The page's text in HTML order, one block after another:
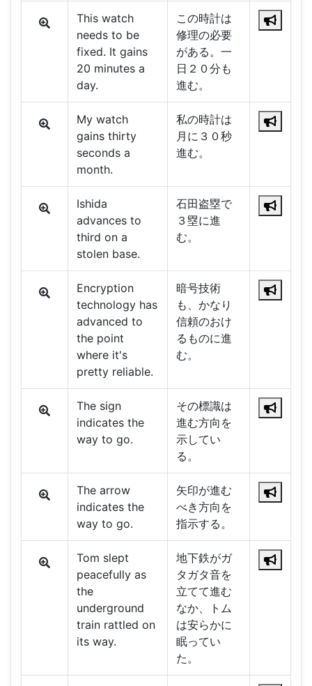
This watch
needs to be
fixed. It gains
20 minutes a
day.
この時計は
修理の必要
がある。一
日２０分も
進む。
My watch
gains thirty
seconds a
month.
私の時計は
月に３０秒
進む。
Ishida
advances to
third on a
stolen base.
石田盗塁で
３塁に進
む。
Encryption
technology has
advanced to
the point
where it's
pretty reliable.
暗号技術
も、かなり
信頼のおけ
るものに進
む。
The sign
indicates the
way to go.
その標識は
進む方向を
示してい
る。
The arrow
indicates the
way to go.
矢印が進む
べき方向を
指示する。
Tom slept
peacefully as
the
underground
train rattled on
its way.
地下鉄がガ
タガタ音を
立てて進む
なか、トム
は安らかに
眠ってい
た。